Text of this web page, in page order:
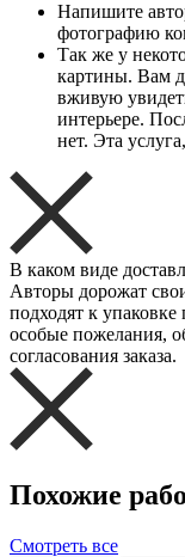
Напишите
фотографию
Так же у
картины. Вам
вживую
интерьере.
нет. Эта
В каком виде
Авторы дорожат
подходят к упаковке
особые пожелания,
согласования заказа.
Похожие
Смотреть все